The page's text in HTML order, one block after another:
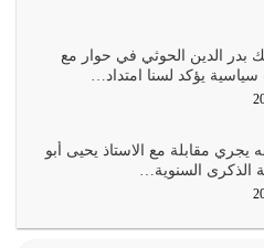
عن ذكر الله وعن هدى الله
ولاءً وطاعة للشيطان كلما كانوا
بدر الدين الحوثي في حوار مع
يؤكد لسنا امتداد…
يجري مقابلة مع الاستاذ يحيى أبو
الذكرى السنوية…